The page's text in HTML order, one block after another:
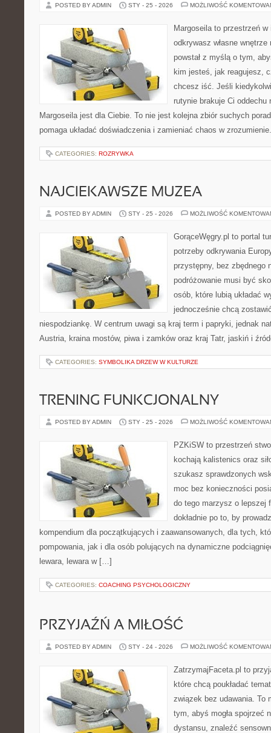
POSTED BY ADMIN STY - 25 - 2026 MOŻLIWOŚĆ
Margoseila to przestrzeń
odkrywasz własne
powstał z myślą o tym,
kim jesteś, jak reagujesz,
chcesz iść. Jeśli
rutynie brakuje Ci oddechu
Margoseila jest dla Ciebie. To nie jest kolejna zbiór suchych
pomaga układać doświadczenia i zamieniać chaos w
CATEGORIES: ROZRYWKA
NAJCIEKAWSZE MUZEA
POSTED BY ADMIN STY - 25 - 2026 MOŻLIWOŚĆ
GorąceWęgry.pl to portal
potrzeby odkrywania
przystępny, bez zbędnego
podróżowanie musi być
osób, które lubią układać
jednocześnie chcą
niespodziankę. W centrum uwagi są kraj term i papryki, jednak
Austria, kraina mostów, piwa i zamków oraz kraj Tatr, jaskiń i
CATEGORIES: SYMBOLIKA DRZEW W KULTURZE
TRENING FUNKCJONALNY
POSTED BY ADMIN STY - 25 - 2026 MOŻLIWOŚĆ
PZKiSW to przestrzeń
kochają kalistenics oraz
szukasz sprawdzonych
moc bez konieczności
do tego marzysz o lepszej
dokładnie po to, by
kompendium dla początkujących i zaawansowanych, dla tych,
pompowania, jak i dla osób polujących na dynamiczne
lewara, lewara w […]
CATEGORIES: COACHING PSYCHOLOGICZNY
PRZYJAŹŃ A MIŁOŚĆ
POSTED BY ADMIN STY - 24 - 2026 MOŻLIWOŚĆ
ZatrzymajFaceta.pl to
które chcą poukładać
związek bez udawania. To
tym, abyś mogła spojrzeć
dystansu, znaleźć